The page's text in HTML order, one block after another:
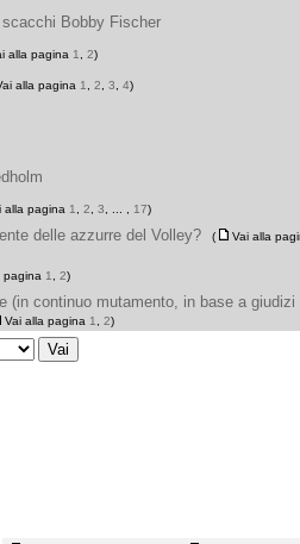
Bobby Fischer
alla pagina 1 2)
alla pagina 1 2 3 4)
alla pagina 1 2 3 17)
delle azzurre del Volley? (
Vai alla
pagina 1 2)
(in continuo mutamento, in base a giudizi
Vai alla pagina 1 2)